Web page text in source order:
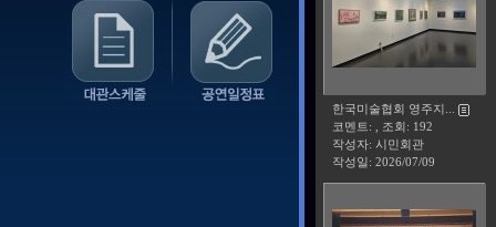
한국미술협회 영주지...
코멘트: , 조회: 192
작성자: 시민회관
작성일: 2026/07/09